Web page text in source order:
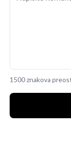
1500 znakova